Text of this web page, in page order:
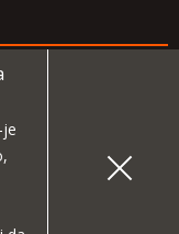
veb sajta